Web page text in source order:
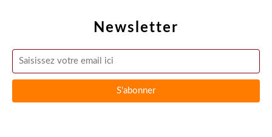
Newsletter